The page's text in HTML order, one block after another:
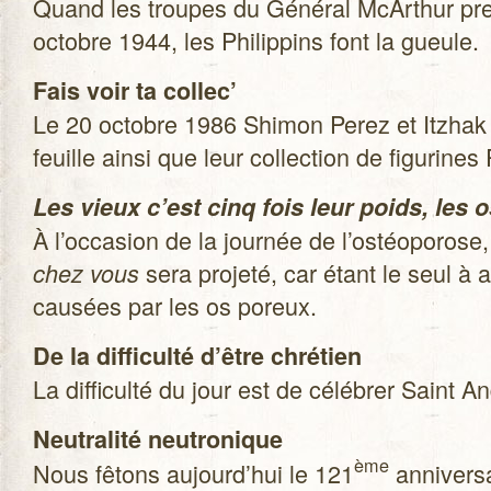
Quand les troupes du Géné­ral McAr­thur
octobre 1944, les Phi­lip­pins font la gueule.
Fais voir ta col­lec’
Le 20 octobre 1986 Shi­mon Perez et
feuille ainsi que leur col­lec­tion de figu­rines
Les vieux c’est cinq fois leur poids, les
À l’occasion de la jour­née de
chez vous sera pro­jeté, car étant le seul à
cau­sées par les os poreux.
De la dif­fi­culté d’être chré­tien
La dif­fi­culté du jour est de célé­brer Saint
Neu­tra­lité neu­tro­nique
Nous fêtons aujourd’hui le 121ème